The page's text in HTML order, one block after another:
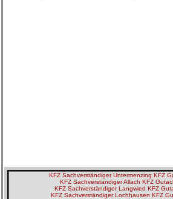
KFZ Sachverständiger Untermenzing KFZ
KFZ Sachverständiger Allach KFZ
KFZ Sachverständiger Langwied KFZ
KFZ Sachverständiger Lochhausen KFZ